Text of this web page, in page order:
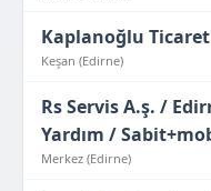
Kaplanoğlu Ticaret
Keşan (Edirne)
Rs Servis A.ş. /
Yardım /
Merkez (Edirne)